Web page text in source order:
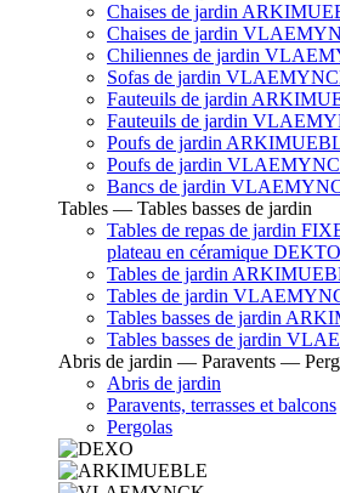
Chaises de jardin
Chaises de jardin
Chiliennes de jardin
Sofas de jardin
Fauteuils de jardin
Fauteuils de jardin
Poufs de jardin
Poufs de jardin
Bancs de jardin
Tables — Tables basses de jardin
Tables de repas de jardin
plateau en céramique
Tables de jardin
Tables de jardin
Tables basses de jardin
Tables basses de jardin
Abris de jardin — Paravents —
Abris de jardin
Paravents, terrasses et balcons
Pergolas